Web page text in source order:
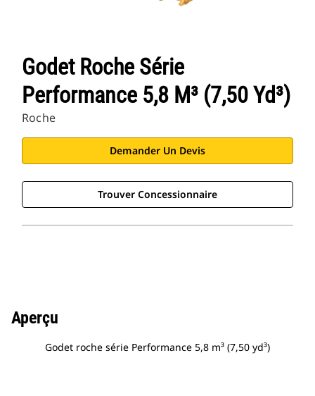
Godet Roche Série
Performance 5,8 M³ (7,50 Yd³)
Roche
Demander Un Devis
Trouver Concessionnaire
Aperçu
Godet roche série Performance 5,8 m³ (7,50 yd³)